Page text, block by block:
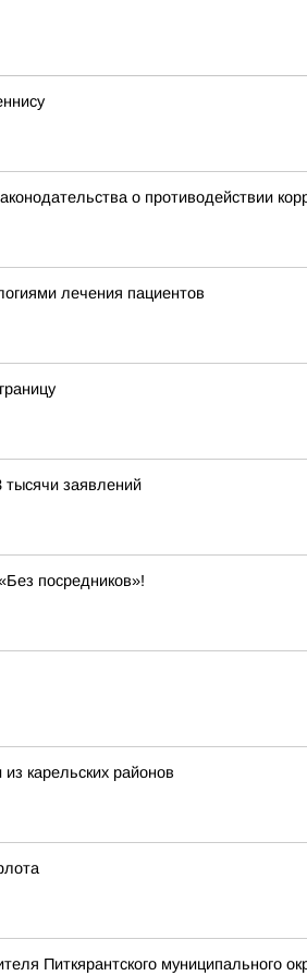
о противодействии
лечения пациентов
заявлений
посредников»!
карельских районов
Питкярантского муниципального